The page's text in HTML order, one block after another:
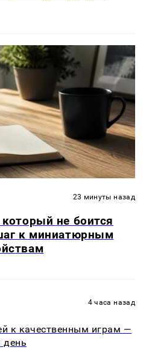
23 минуты назад
не боится
к миниатюрным
4 часа назад
к качественным играм —
день